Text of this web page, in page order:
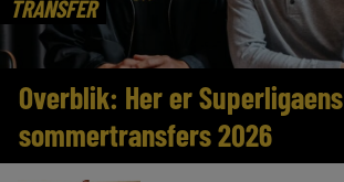
TRANSFER
Overblik: Her er Superligaens
sommertransfers 2026